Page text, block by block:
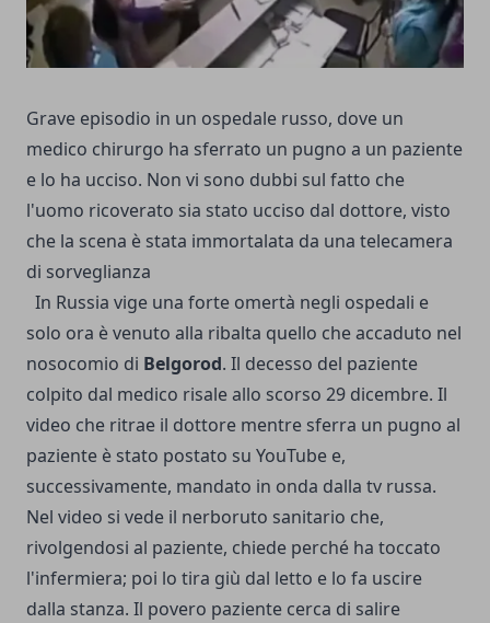
Grave episodio in un ospedale russo, dove un
medico chirurgo ha sferrato un pugno a un paziente
e lo ha ucciso. Non vi sono dubbi sul fatto che
l'uomo ricoverato sia stato ucciso dal dottore, visto
che la scena è stata immortalata da una telecamera
di sorveglianza
In Russia vige una forte omertà negli ospedali e
solo ora è venuto alla ribalta quello che accaduto nel
nosocomio di Belgorod. Il decesso del paziente
colpito dal medico risale allo scorso 29 dicembre. Il
video che ritrae il dottore mentre sferra un pugno al
paziente è stato postato su YouTube e,
successivamente, mandato in onda dalla tv russa.
Nel video si vede il nerboruto sanitario che,
rivolgendosi al paziente, chiede perché ha toccato
l'infermiera; poi lo tira giù dal letto e lo fa uscire
dalla stanza. Il povero paziente cerca di salire